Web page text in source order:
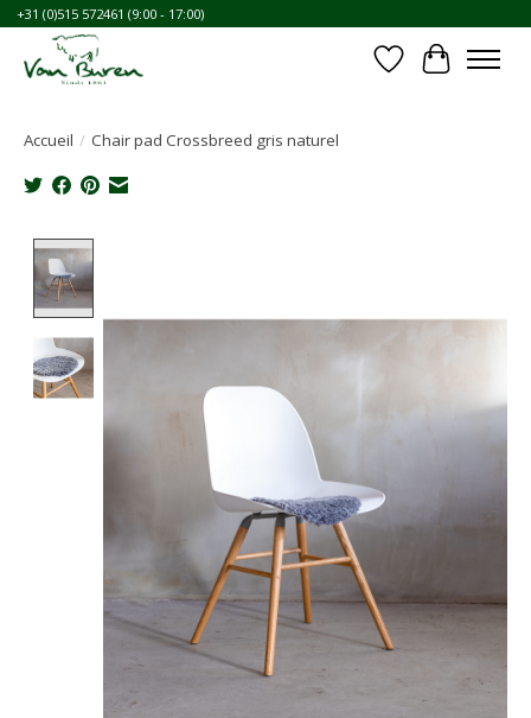
+31 (0)515 572461 (9:00 - 17:00)
Liste dePanier
Accueil / Chair pad Crossbreed gris naturel